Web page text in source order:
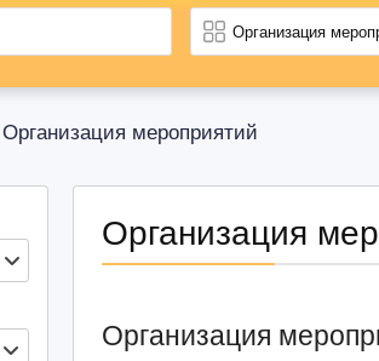
Организация мероприятий
Организация
Организация